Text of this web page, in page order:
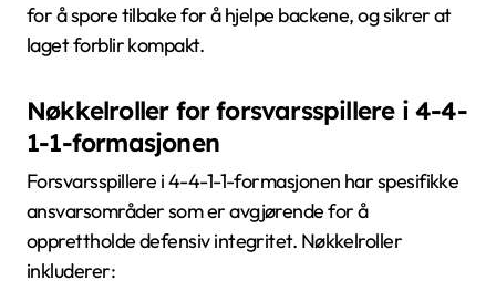
for å spore tilbake for å hjelpe backene, og sikrer at
laget forblir kompakt.
Nøkkelroller for forsvarsspillere i 4-4-
1-1-formasjonen
Forsvarsspillere i 4-4-1-1-formasjonen har spesifikke
ansvarsområder som er avgjørende for å
opprettholde defensiv integritet. Nøkkelroller
inkluderer: